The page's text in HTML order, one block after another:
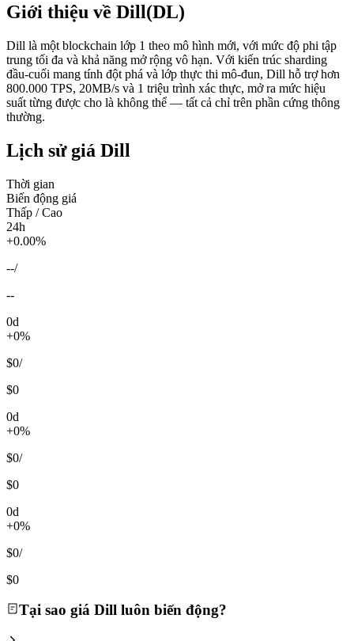
Giới thiệu về Dill(DL)
Dill là một blockchain lớp 1 theo mô hình mới, với mức độ phi tập
trung tối đa và khả năng mở rộng vô hạn. Với kiến trúc sharding
đầu-cuối mang tính đột phá và lớp thực thi mô-đun, Dill hỗ trợ hơn
800.000 TPS, 20MB/s và 1 triệu trình xác thực, mở ra mức hiệu
suất từng được cho là không thể — tất cả chỉ trên phần cứng thông
thường.
Lịch sử giá Dill
Thời gian
Biến động giá
Thấp / Cao
24h
+0.00%
--/
--
0d
+0%
$0/
$0
0d
+0%
$0/
$0
0d
+0%
$0/
$0
Tại sao giá Dill luôn biến động?